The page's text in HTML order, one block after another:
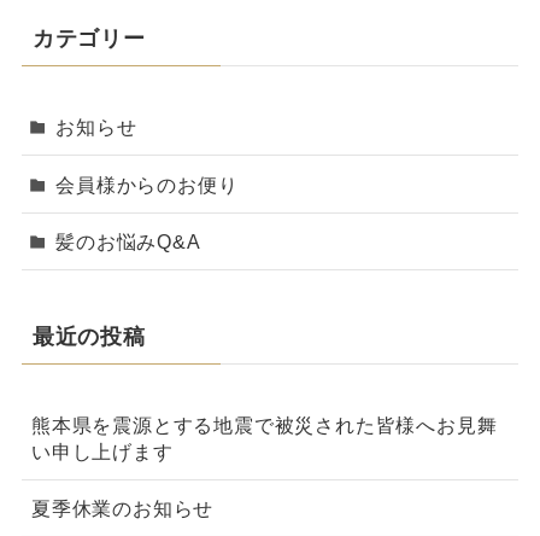
カテゴリー
お知らせ
会員様からのお便り
髪のお悩みQ&A
最近の投稿
熊本県を震源とする地震で被災された皆様へお見舞
い申し上げます
夏季休業のお知らせ